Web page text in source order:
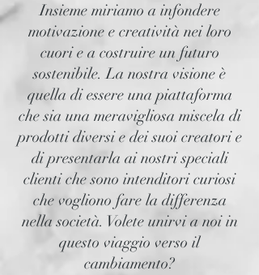
Insieme miriamo a infondere
motivazione e creatività nei loro
cuori e a costruire un futuro
sostenibile. La nostra visione è
quella di essere una piattaforma
che sia una meravigliosa miscela di
prodotti diversi e dei suoi creatori e
di presentarla ai nostri speciali
clienti che sono intenditori curiosi
che vogliono fare la differenza
nella società. Volete unirvi a noi in
questo viaggio verso il
cambiamento?